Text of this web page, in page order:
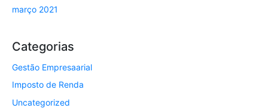
março 2021
Categorias
Gestão Empresaarial
Imposto de Renda
Uncategorized